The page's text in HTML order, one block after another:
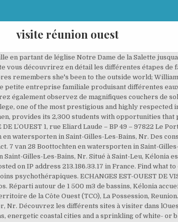
visite réunion ouest
is delicious & healthy! Also, you won't be able to phase in until you go around and jump down to the ledge where you found the hatchling in the first place. Vous débutez la randonnée et vous cherchez des balades faciles dans l’ouest de La Réunion ? Saint-Gilles est souvent considéré comme le « Saint-Tropez » de La Réunion. Attention Mac Users: The macOS 11 Big Sur was released on Thursday November 12, 2020. La Clinique Les Flamboyants : Un projet de soins innovant. Remplissez notre formulaire "obtenir un devis". 4 van 6 Nachtleven in Saint-Gilles-Les-Bains, Nr. English Language. Fascinant et paisible, une petite visite vous permettra de découvrir les tombes de matelots naufragés, danciennes familles de Saint-Paul et de personnages célèbres tels que le pirate La Buse et les poètes Eugène Dayot et Leconte Delisle. Nous avons ce qu’il vous faut ! Port Réunion Ouest from Mapcarta, the free map. Agenda – Réunion amicale | RC Bruxelles-Ouest ... Réunion amicale Que faire sur l'île de La Réunion, "l'Île intense" ? Le cirque de Mafate étant assez difficile d’accès, si vous n’avez pas prévu de vous y rendre pendant votre séjour, la vue depuis le Piton Maïdo est une bonne alternative pour découvrir le cirque sous une autre perspective. Centre Hospitalier Ouest Reunion, Saint-Paul, Réunion. A proximité, vous trouverez des bars, restaurants, boites de nuit, etc... La plage de la Saline-les-Bains, bordée par les filaos, est idéale pour les familles. His or her task would be to provide company-wide direction in the areas of technology, policy and services, and ensure that WACREN has an effective and efficient technological infrastructure for current operations and future development. 19 van 28 Boottochten en watersporten in Saint-Gilles-Les-Bains, Nr. Dans un environnement calme et luxuriant à 10 min des plages, venez vous ressourcer dans des logements confortables tout en bois classés 3 épis par les Gîtes de France. See traffic statistics for more information.. Deze versie van onze website is gericht aan mensen die Nederlands spreken in Nederland. A la fin de la visite, vous pourrez acheter les produits de la distillerie dans la boutique. Ce centre a pour but de sensibiliser les touristes et les locaux à lenvironnement. We would like to show you a description here but the site won’t allow us. Destination Île de la Réunion vous emmène aujourd'hui sur la cote SUD - OUEST de la Réunion ente Étang salé les bain et Saint Leu. Ce musée créé en 1991 vous explique les différentes techniques industrielles de la fabrication du sucre de canne. Découvrez une ambiance différente du reste de lîle sur cette « French Riviera » réunionnaise. Visit NASA's launch complex, the astronaut hall of fame, or see a rocket launch all just an hour from Orlando at Kennedy Space Center. Au cours du 19e siècle, lîle qui cultivait jusquici le café décida de se lancer dans la culture de la canne à sucre. Things to Do in Reunion Island, Africa: See Tripadvisor's 212,989 traveler reviews and photos of Reunion Island tourist attractions. Le Port is a commune in the French overseas department of Réunion. 12 van 15 dingen om te doen in Saint-Gilles-Les-Bains, Nr. Special wind and weather forecast for windsurfing, kitesurfing and other wind related